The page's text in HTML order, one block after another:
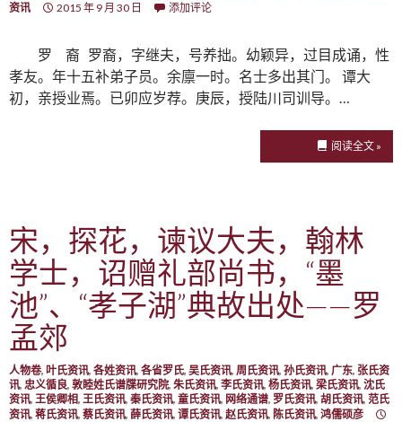
资讯
2015 年 9 月 30 日 添加评论
罗 裔 罗裔，字继夫，号养拙。幼颖异，过目成诵，性
孝友。年十五补弟子员。余廪一时。名士多出其门。 谭大
初，亲授业焉。已卯应岁荐。庚辰，授陆川司训导。…
阅读全文 »
宋，探花，谏议大夫，翰林
学士，诏赠礼部尚书，“墨
池”、“孝子湖”典故出处——罗
孟郊
人物卷, 叶氏资讯, 各姓资讯, 各省罗氏, 吴氏资讯, 周氏资讯, 孙氏资讯, 广东, 张氏资
讯, 忠义循良, 敦睦姓氏谱牒研究院, 朱氏资讯, 李氏资讯, 杨氏资讯, 梁氏资讯, 沈氏
资讯, 王侯卿相, 王氏资讯, 秦氏资讯, 童氏资讯, 网络通谱, 罗氏资讯, 胡氏资讯, 范氏
资讯, 蒋氏资讯, 蔡氏资讯, 薛氏资讯, 谭氏资讯, 赵氏资讯, 陈氏资讯, 鸿儒硕彦